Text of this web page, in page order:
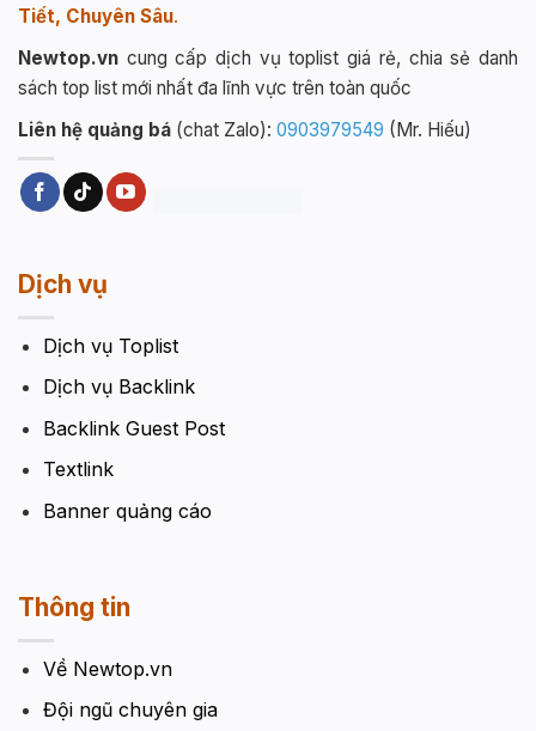
Tiết, Chuyên Sâu.
Newtop.vn cung cấp dịch vụ toplist giá rẻ, chia sẻ danh
sách top list mới nhất đa lĩnh vực trên toàn quốc
Liên hệ quảng bá (chat Zalo): 0903979549 (Mr. Hiếu)
Dịch vụ
Dịch vụ Toplist
Dịch vụ Backlink
Backlink Guest Post
Textlink
Banner quảng cáo
Thông tin
Về Newtop.vn
Đội ngũ chuyên gia